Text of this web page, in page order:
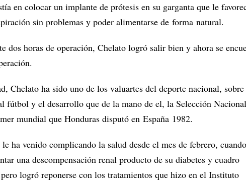
en colocar un implante de prótesis en su garganta que le
sin problemas y poder alimentarse de forma natural.
dos horas de operación, Chelato logró salir bien y ahora se
Chelato ha sido uno de los valuartes del deporte nacional,
fútbol y el desarrollo que de la mano de el, la Selección
mundial que Honduras disputó en España 1982.
ha venido complicando la salud desde el mes de febrero,
una descompensación renal producto de su diabetes y cuadro
logró reponerse con los tratamientos que hizo en el Instituto